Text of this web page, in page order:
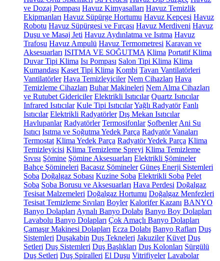
ve Dozaj Pompası Havuz Kimyasalları Havuz Temizlik
Ekipmanları Havuz Süpürge Hortumu Havuz Kepçesi Havuz
Robotu Havuz Süpürgesi ve Fırçası Havuz Merdiveni Havuz
Duşu ve Masaj Jeti Havuz Aydınlatma ve Isıtma Havuz
Trafosu Havuz Ampulü Havuz Termometresi Karavan ve
Aksesuarları ISITMA VE SOĞUTMA Klima Portatif Klima
Duvar Tipi Klima Isı Pompası Salon Tipi Klima Klima
Kumandası Kaset Tipi Klima Kombi Tavan Vantilatörleri
Vantilatörler Hava Temizleyiciler Nem Cihazları Hava
Temizleme Cihazları Buhar Makineleri Nem Alma Cihazları
ve Rutubet Gidericiler Elektrikli Isıtıcılar Quartz Isıtıcılar
Infrared Isıtıcılar Kule Tipi IsıtıcılarYağlı Radyatör Fanlı
Isıtıcılar Elektrikli Radyatörler Dış Mekan Isıtıcılar
Havlupanlar Radyatörler Termosifonlar Şofbenler Ani Su
Isıtıcı Isıtma ve Soğutma Yedek Parça Radyatör Vanaları
Termostat Klima Yedek Parça Radyatör Yedek Parça Klima
Temizleyicisi Klima Temizleme Spreyi Klima Temizleme
Sıvısı Şömine Şömine Aksesuarları Elektrikli Şömineler
Bahçe Şömineleri Bacasız Şömineler Güneş Enerji Sistemleri
Soba Doğalgaz Sobası Kuzine Soba Elektrikli Soba Pelet
Soba Soba Borusu ve Aksesuarları Hava Perdesi Doğalgaz
Tesisat Malzemeleri Doğalgaz Hortumu Doğalgaz Menfezleri
Tesisat Temizleme Sıvıları Boyler Kalorifer Kazanı BANYO
Banyo Dolapları Aynalı Banyo Dolabı Banyo Boy Dolapları
Lavabolu Banyo Dolapları Çok Amaçlı Banyo Dolapları
Çamaşır Makinesi Dolapları Ecza Dolabı Banyo Rafları Duş
Sistemleri Duşakabin Duş Tekneleri Jakuziler Küvet Duş
Setleri Duş Sistemleri Duş Başlıkları Duş Kolonları Sürgülü
Duş Setleri Duş Spiralleri El Duşu Vitrifiyeler Lavabolar